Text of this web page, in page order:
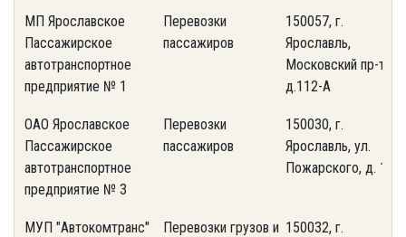
МП Ярославское
Пассажирское
автотранспортное
предприятие № 1
Перевозки
пассажиров
150057, г.
Ярославль,
Московский пр-т,
д.112-А
ОАО Ярославское
Пассажирское
автотранспортное
предприятие № 3
Перевозки
пассажиров
150030, г.
Ярославль, ул.
Пожарского, д. 19
МУП "Автокомтранс"
Перевозки грузов и 150032, г.